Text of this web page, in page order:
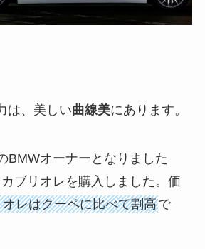
は、美しい曲線美にあります。
BMWオーナーとなりました
ブリオレを購入しました。価
レはクーペに比べて割高で